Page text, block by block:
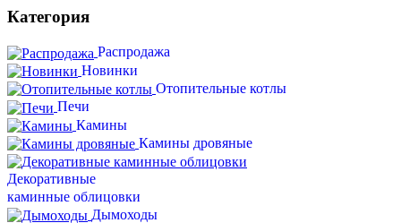
Категория
Распродажа
Новинки
Отопительные котлы
Печи
Камины
Камины дровяные
Декоративные
каминные облицовки
Дымоходы